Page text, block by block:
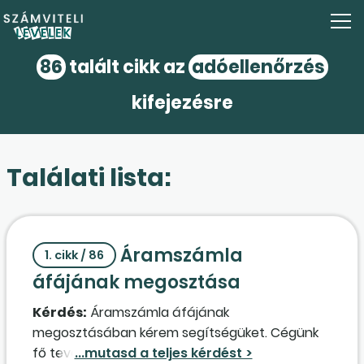
86talált cikk az adóellenőrzés
kifejezésre
Találati lista:
1. cikk / 86
Áramszámla
áfájának megosztása
Kérdés: Áramszámla áfájának
megosztásában kérem segítségüket. Cégünk
fő tevékenysége személygépjármű-,